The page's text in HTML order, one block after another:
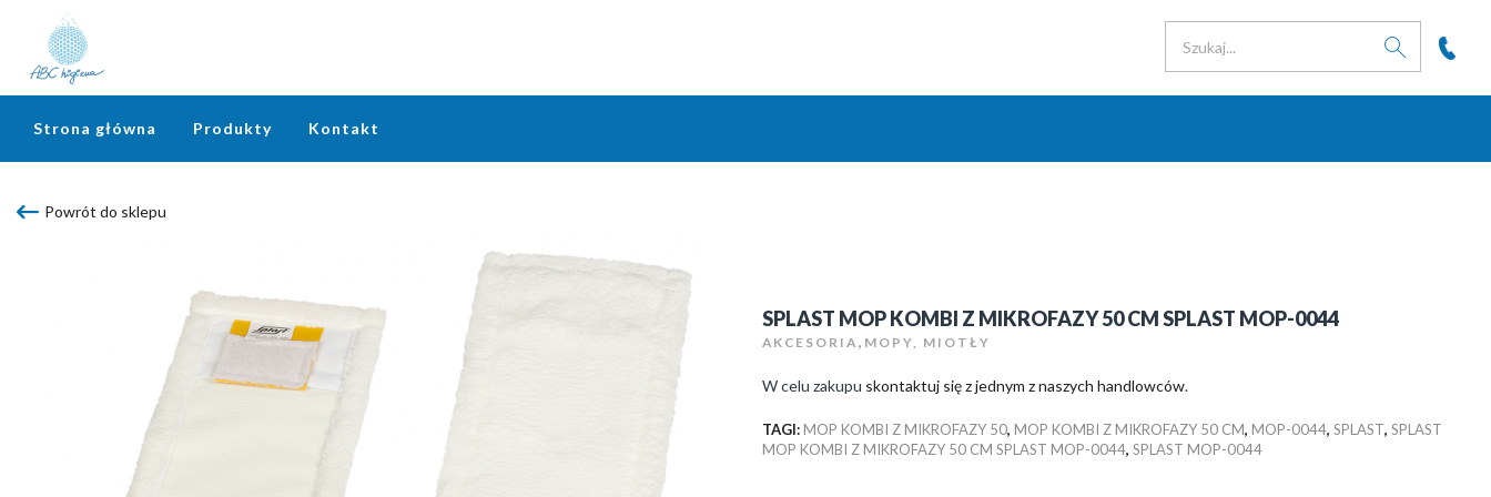
Strona główna Produkty Kontakt
Powrót do sklepu
SPLAST MOP KOMBI Z MIKROFAZY 50 CM SPLAST MOP-0044
AKCESORIA , MOPY, MIOTŁY
W celu zakupu skontaktuj się z jednym z naszych handlowców.
TAGI: MOP KOMBI Z MIKROFAZY 50, MOP KOMBI Z MIKROFAZY 50 CM, MOP-0044, SPLAST, SPLAST
MOP KOMBI Z MIKROFAZY 50 CM SPLAST MOP-0044, SPLAST MOP-0044